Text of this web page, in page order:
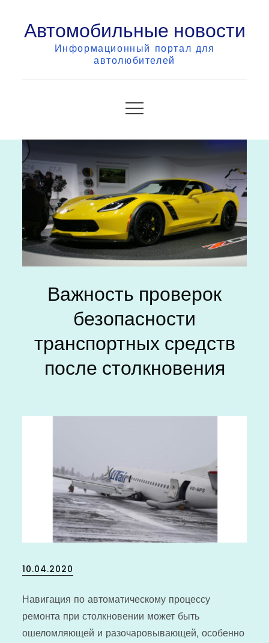
contentАвтомобильные новости
Информационный портал для
автолюбителей
Важность проверок
безопасности
транспортных средств
после столкновения
Posted
10.04.2020
Навигация по автоматическому процессу
ремонта при столкновении может быть
ошеломляющей и разочаровывающей, особенно